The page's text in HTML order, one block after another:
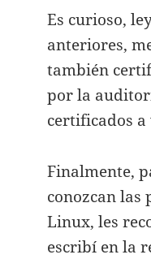
Es curioso,
anteriores,
también
por la
certificados a
Finalmente,
conozcan las
Linux, les
escribí en la